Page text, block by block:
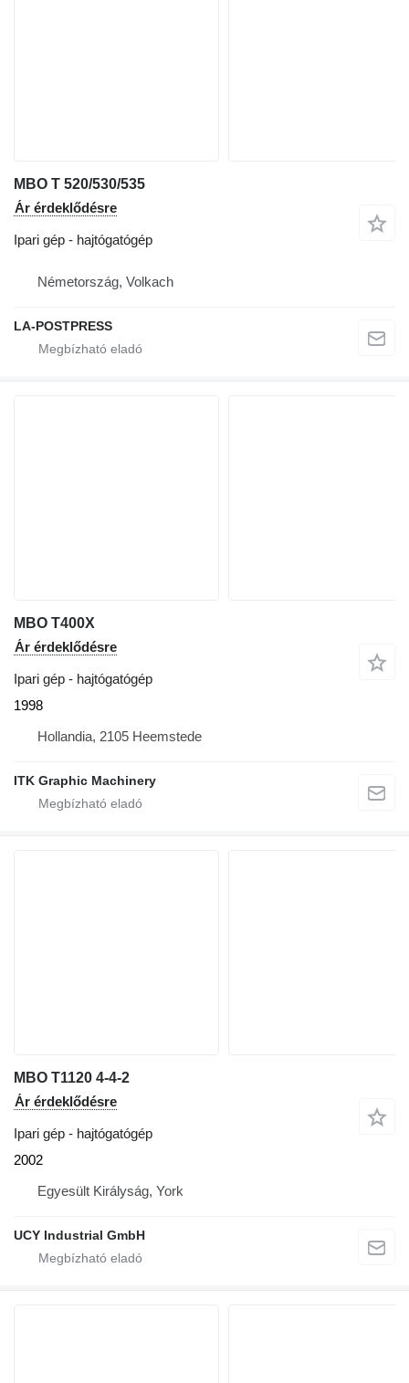
MBO T 520/530/535
Ár érdeklődésre
Ipari gép - hajtógatógép
Németország, Volkach
LA-POSTPRESS
MBO T400X
Ár érdeklődésre
Ipari gép - hajtógatógép
1998
Hollandia, 2105 Heemstede
ITK Graphic Machinery
MBO T1120 4-4-2
Ár érdeklődésre
Ipari gép - hajtógatógép
2002
Egyesült Királyság, York
UCY Industrial GmbH